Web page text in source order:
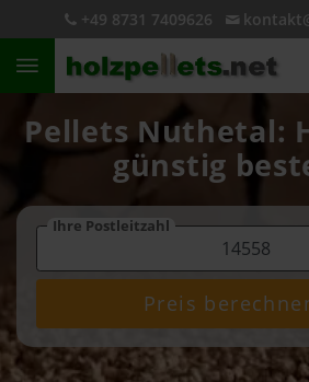
+49 8731 7409626
Pellets Nuthetal:
günstig
Ihre Postleitzahl
Preis